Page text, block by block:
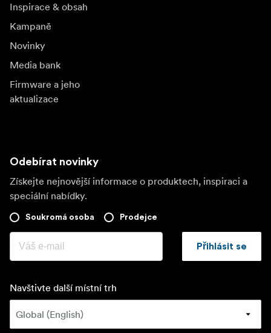
Inspirace & obsah
Kampaně
Novinky
Media bank
Firmware a jeho
aktualizace
Odebírat novinky
Získejte nejnovější informace o produktech, inspiraci a
speciální nabídky.
Soukromá osoba Prodejce
Přihlásit se
Navštivte další místní trh